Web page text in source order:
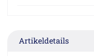
Artikeldetails